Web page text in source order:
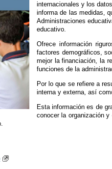
internacionales y los
informa de las medidas,
Administraciones
educativo.
Ofrece información
factores demográficos,
mejor la financiación, la
funciones de la
Por lo que se refiere a
interna y externa, así
Esta información es de
conocer la organización